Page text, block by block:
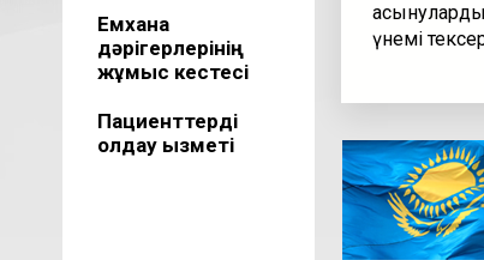
Емхана
дәрігерлерінің
жұмыс кестесі
Пациенттерді
қолдау қызметі
үнемі